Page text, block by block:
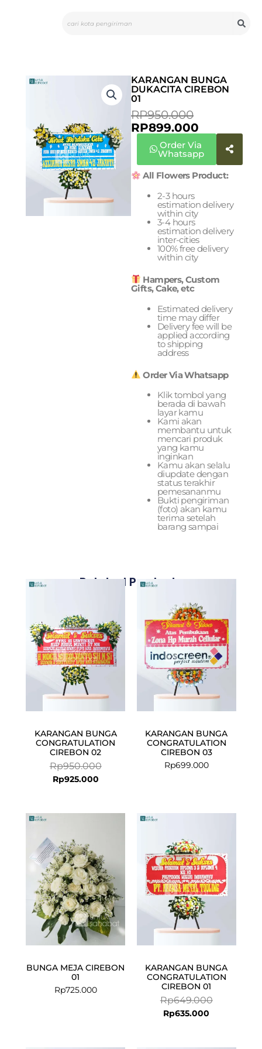
KARANGAN BUNGA
DUKACITA CIREBON
01
RP950.000
WAS:
RP899.000
IS:
Order Via
Whatsapp
All Flowers Product:
2-3 hours
estimation delivery
within city
3-4 hours
estimation delivery
inter-cities
100% free delivery
within city
Hampers, Custom
Gifts, Cake, etc
Estimated delivery
time may differ
Delivery fee will be
applied according
to shipping
address
Order Via Whatsapp
Klik tombol yang
berada di bawah
layar kamu
Kami akan
membantu untuk
mencari produk
yang kamu
inginkan
Kamu akan selalu
diupdate dengan
status terakhir
pemesananmu
Bukti pengiriman
(foto) akan kamu
terima setelah
barang sampai
Related Products
KARANGAN BUNGA
CONGRATULATION
CIREBON 02
Rp950.000
Original
Rp950.000.
Rp925.000
Current
Rp925.000.
KARANGAN BUNGA
CONGRATULATION
CIREBON 03
Rp699.000
BUNGA MEJA CIREBON
01
Rp725.000
KARANGAN BUNGA
CONGRATULATION
CIREBON 01
Rp649.000
Rp649.000.
Rp635.000
Rp635.000.